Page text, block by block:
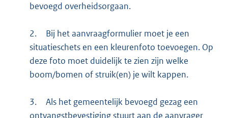
bevoegd overheidsorgaan.
2.
Bij het aanvraagformulier moet je een
situatieschets en een kleurenfoto toevoegen. Op
deze foto moet duidelijk te zien zijn welke
boom/bomen of struik(en) je wilt kappen.
3.
Als het gemeentelijk bevoegd gezag een
ontvangstbevestiging stuurt aan de aanvrager